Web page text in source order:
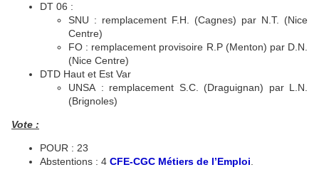
DT 06 :
SNU : remplacement F.H. (Cagnes) par N.T. (Nice
Centre)
FO : remplacement provisoire R.P (Menton) par D.N.
(Nice Centre)
DTD Haut et Est Var
UNSA : remplacement S.C. (Draguignan) par L.N.
(Brignoles)
Vote :
POUR : 23
Abstentions : 4 CFE-CGC Métiers de l’Emploi